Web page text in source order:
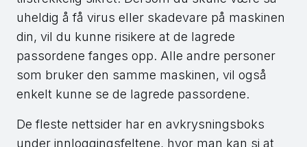
uheldig å få virus eller skadevare på maskinen
din, vil du kunne risikere at de lagrede
passordene fanges opp. Alle andre personer
som bruker den samme maskinen, vil også
enkelt kunne se de lagrede passordene.
De fleste nettsider har en avkrysningsboks
under innloggingsfeltene, hvor man kan si at